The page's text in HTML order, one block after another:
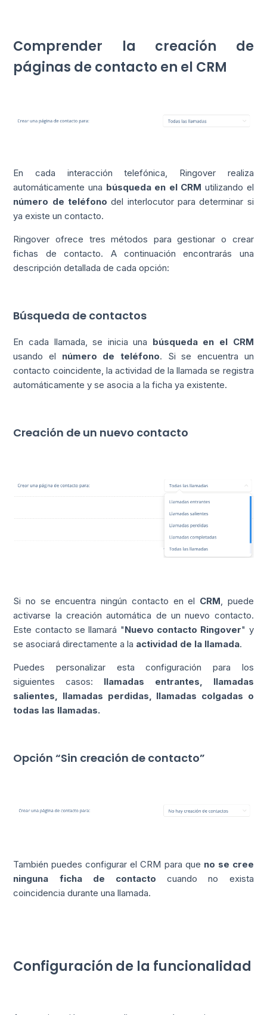
Comprender la creación de
páginas de contacto en el CRM
En cada interacción telefónica, Ringover realiza
automáticamente una búsqueda en el CRM utilizando el
número de teléfono del interlocutor para determinar si
ya existe un contacto.
Ringover ofrece tres métodos para gestionar o crear
fichas de contacto. A continuación encontrarás una
descripción detallada de cada opción:
Búsqueda de contactos
En cada llamada, se inicia una búsqueda en el CRM
usando el número de teléfono. Si se encuentra un
contacto coincidente, la actividad de la llamada se registra
automáticamente y se asocia a la ficha ya existente.
Creación de un nuevo contacto
Si no se encuentra ningún contacto en el CRM , puede
activarse la creación automática de un nuevo contacto.
Este contacto se llamará "Nuevo contacto Ringover" y
se asociará directamente a la actividad de la llamada.
Puedes personalizar esta configuración para los
siguientes casos: llamadas entrantes, llamadas
salientes, llamadas perdidas, llamadas colgadas o
todas las llamadas.
Opción “Sin creación de contacto”
También puedes configurar el CRM para que no se cree
ninguna ficha de contacto cuando no exista
coincidencia durante una llamada.
Configuración de la funcionalidad